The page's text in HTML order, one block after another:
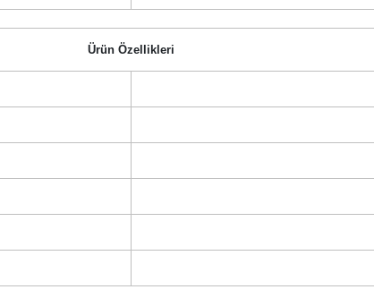
Ürün Özellikleri